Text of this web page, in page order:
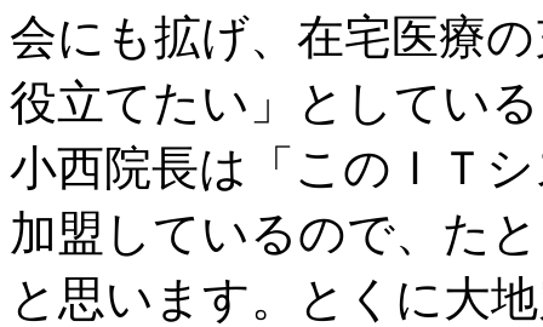
会にも拡げ、在宅医療
役立てたい」としてい
小西院長は「このＩＴ
加盟しているので、た
と思います。とくに大